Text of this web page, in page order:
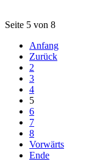
Seite 5 von 8
Anfang
Zurück
2
3
4
5
6
7
8
Vorwärts
Ende